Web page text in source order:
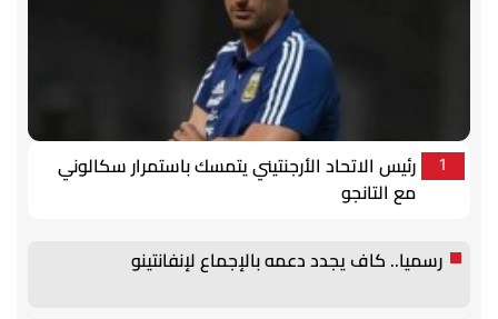
1
رئيس الاتحاد الأرجنتيني يتمسك باستمرار سكالوني
مع التانجو
رسميا.. كاف يجدد دعمه بالإجماع لإنفانتينو